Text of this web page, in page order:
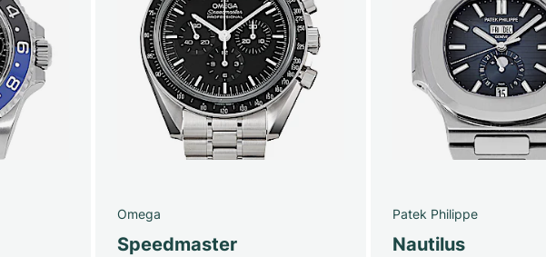
Omega
Speedmaster
Patek Philippe
Nautilus